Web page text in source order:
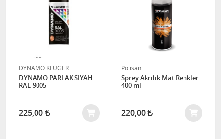
DYNAMO KLUGER
DYNAMO PARLAK SİYAH
RAL-9005
225,00
Polisan
Sprey Akrilik Mat Renkler
400 ml
220,00